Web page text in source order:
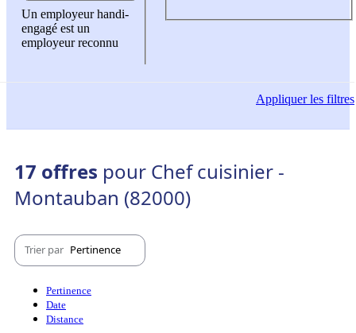
Un employeur handi-
engagé est un
employeur reconnu
Appliquerles filtres
17 offres pour Chef cuisinier -
Montauban (82000)
Trier par Pertinence
Pertinence
Date
Distance